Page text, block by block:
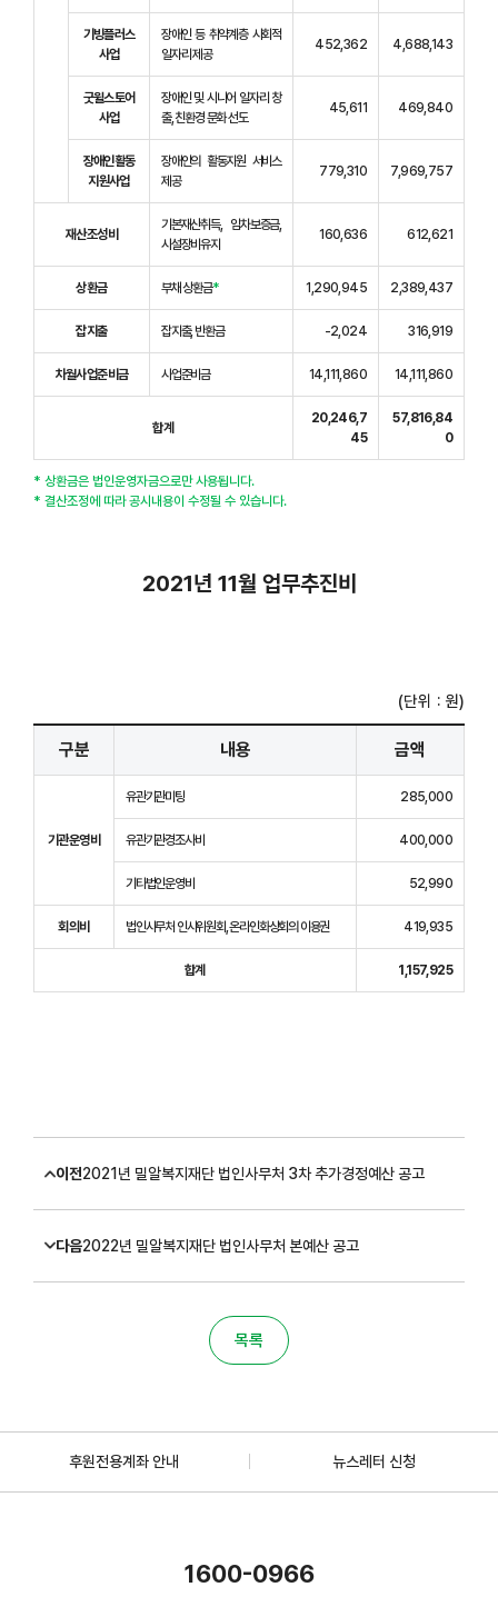
기빙플러스
사업
장애인 등 취약계층 사회적
일자리 제공
452,362 4,688,143
굿윌스토어
사업
장애인 및 시니어 일자리 창
출, 친환경 문화 선도
45,611 469,840
장애인활동
지원사업
장애인의 활동지원 서비스
제공
779,310 7,969,757
재산조성비
기본재산취득, 임차보증금,
시설장비유지
160,636 612,621
상환금 부채 상환금* 1,290,945 2,389,437
잡지출 잡지출, 반환금 -2,024 316,919
차월사업준비금 사업준비금 14,111,860 14,111,860
합계
20,246,7
45
57,816,84
0
* 상환금은 법인운영자금으로만 사용됩니다.
* 결산조정에 따라 공시내용이 수정될 수 있습니다.
2021년 11월 업무추진비
(단위 : 원)
구분 내용 금액
기관운영비
유관기관미팅 285,000
유관기관경조사비 400,000
기타법인운영비 52,990
회의비 법인사무처 인사위원회, 온라인화상회의 이용권 419,935
합계 1,157,925
이전2021년 밀알복지재단 법인사무처 3차 추가경정예산 공고
다음2022년 밀알복지재단 법인사무처 본예산 공고
목록
후원전용계좌 안내 뉴스레터 신청
1600-0966